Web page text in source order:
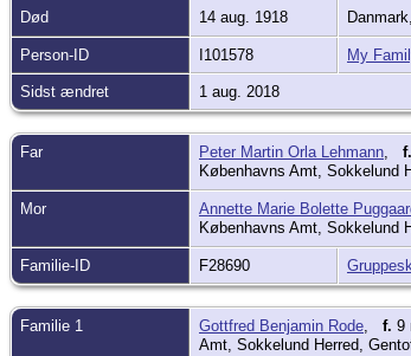
Død 14 aug. 1918
Person-ID I101578 My
Sidst ændret 1 aug. 2018
Far Peter Martin Orla Lehmann, f.
Københavns Amt, Sokkelund
Mor Annette Marie Bolette
Københavns Amt, Sokkelund
Familie-ID F28690
Familie 1 Gottfred Benjamin Rode, f. 9
Amt, Sokkelund Herred,